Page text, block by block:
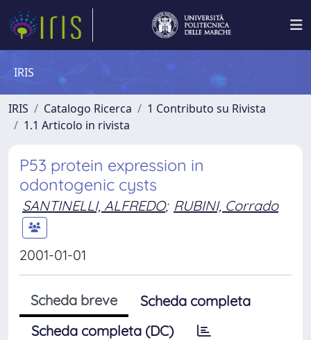
IRIS
IRIS Catalogo Ricerca
1 Contributo su Rivista
1.1 Articolo in rivista
P53 protein expression in
odontogenic cysts
SANTINELLI, ALFREDO; RUBINI, Corrado
2001-01-01
Scheda breve
Scheda completa
Scheda completa (DC)